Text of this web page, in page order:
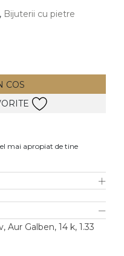
, Bijuterii cu pietre
COS
mai apropiat de tine
Aur Galben, 14 k, 1.33